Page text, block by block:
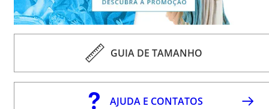
GUIA DE TAMANHO
AJUDA E CONTATOS